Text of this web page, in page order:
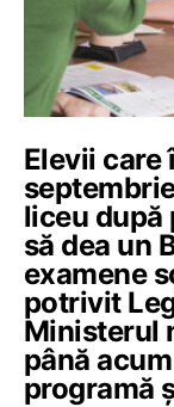
Elevii care
liceu după
să dea un
examene
potrivit
Ministerul
până
programă